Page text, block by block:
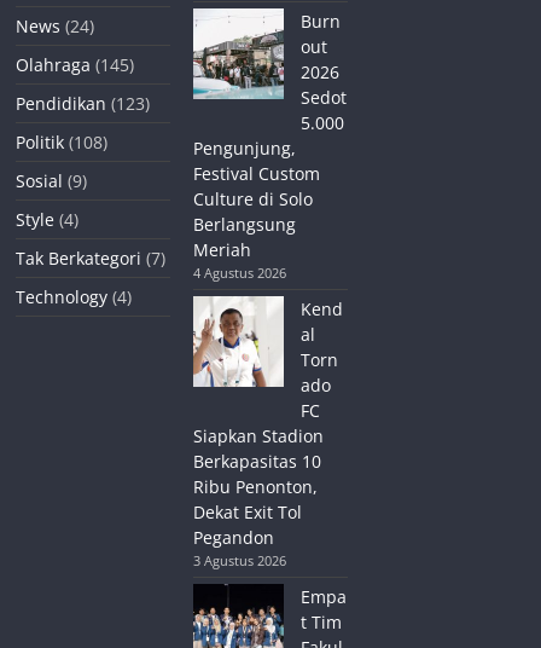
News (24)
Olahraga (145)
Pendidikan (123)
Politik (108)
Sosial (9)
Style (4)
Tak Berkategori (7)
Technology (4)
Burn
out
2026
Sedot
5.000
Pengunjung,
Festival Custom
Culture di Solo
Berlangsung
Meriah
4 Agustus 2026
Kend
al
Torn
ado
FC
Siapkan Stadion
Berkapasitas 10
Ribu Penonton,
Dekat Exit Tol
Pegandon
3 Agustus 2026
Empa
t Tim